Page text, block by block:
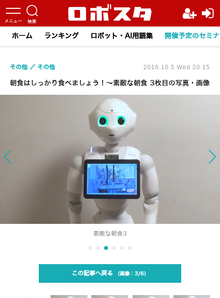
ホーム ランキング ロボット・AI用語集 開催予定のセミ
朝食はしっかり食べましょう！～素敵な朝食 3枚目の写真・画像
その他 その他 2016.10.5 Wed 20:15
素敵な朝食3
この記事へ戻る 3/6